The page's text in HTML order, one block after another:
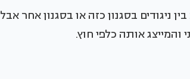
ניגודים בסגנון כזה או בסגנון אחר אבל
אותה כלפי חוץ.